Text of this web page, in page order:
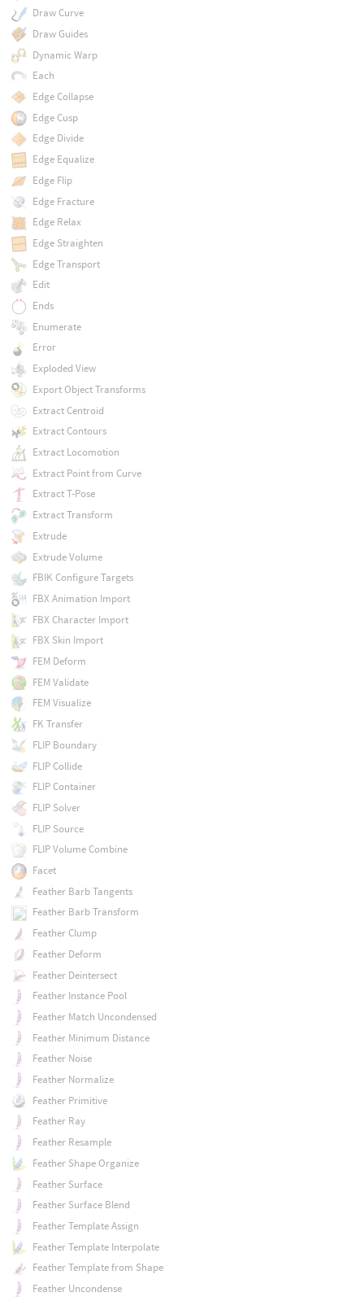
Draw Curve
Draw Guides
Dynamic Warp
Each
Edge Collapse
Edge Cusp
Edge Divide
Edge Equalize
Edge Flip
Edge Fracture
Edge Relax
Edge Straighten
Edge Transport
Edit
Ends
Enumerate
Error
Exploded View
Export Object Transforms
Extract Centroid
Extract Contours
Extract Locomotion
Extract Point from Curve
Extract T-Pose
Extract Transform
Extrude
Extrude Volume
FBIK Configure Targets
FBX Animation Import
FBX Character Import
FBX Skin Import
FEM Deform
FEM Validate
FEM Visualize
FK Transfer
FLIP Boundary
FLIP Collide
FLIP Container
FLIP Solver
FLIP Source
FLIP Volume Combine
Facet
Feather Barb Tangents
Feather Barb Transform
Feather Clump
Feather Deform
Feather Deintersect
Feather Instance Pool
Feather Match Uncondensed
Feather Minimum Distance
Feather Noise
Feather Normalize
Feather Primitive
Feather Ray
Feather Resample
Feather Shape Organize
Feather Surface
Feather Surface Blend
Feather Template Assign
Feather Template Interpolate
Feather Template from Shape
Feather Uncondense